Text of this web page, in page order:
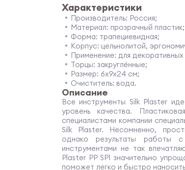
Характеристики
Производитель: Россия;
Материал: прозрачный пластик;
Форма: трапециевидная;
Корпус: цельнолитой,
Применение: для
Торцы: закруглённые;
Размер: 6х9х24 см;
Очиститель: вода.
Описание
Все инструменты Silk Plaster
уровень качества.
специалистами компании
Silk Plaster. Несомненно,
однако результаты работы
инструментами не так
Plaster PP SP1 значительно
поможет легко и быстро